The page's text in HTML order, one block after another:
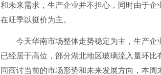
和未来需求，生产企业并不担心，同时由于
在旺季以挺价为主。
今天华南市场整体走势稳定为主，生产企
已经居于高位，部分湖北地区玻璃流入量环
同商讨当前的市场形势和未来发展方向，本